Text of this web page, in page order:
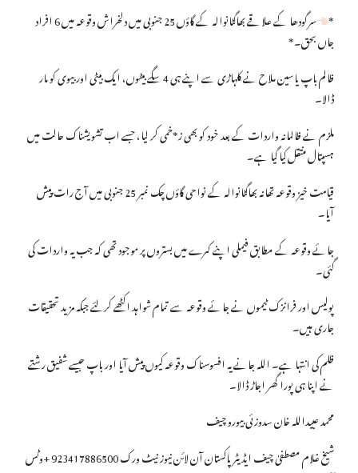
*
سرگودھا کے علاقے بھاگٹانوالہ کے گاؤں 25 جنوبی میں دلخراش وقوعہ میں 6 افراد
جاں بحق۔*
ظالم باپ یاسین ملاح نے کلہاڑی سے اپنے ہی 4 سگے بیٹوں، ایک بیٹی اور بیوی کو مار
ڈالا۔
ملزم نے ظالمانہ واردات کے بعد خود کو بھی ز*خمی کر لیا، جسے اب تشویشناک حالت میں
ہسپتال منتقل کیا گیا ہے۔
قیامت خیز وقوعہ تھانہ بھاگٹانوالہ کے نواحی گاؤں چک نمبر 25 جنوبی میں آج رات پیش
آیا۔
جائے وقوعہ کے مطابق فیملی اپنے کمرے میں بستروں پر موجود تھی کہ جب یہ واردات کی
گئی۔
پولیس اور فرانزک ٹیموں نے جائے وقوعہ سے تمام شواہد اکٹھے کرلئے جبکہ مزید تحقیقات
جاری ہیں۔
ظلم کی انتہا ہے۔ اللہ جانے یہ افسوسناک وقوعہ کیوں پیش آیا اور باپ جیسے شفیق رشتے
نے اپنا ہی پورا گھر اجاڑ ڈالا۔
محمد عبیداللہ خان سدوزئی بیورو چیف
شیخ غلام مصطفیٰ چیف ایڈیٹر پاکستان آن لائن نیوز نیٹ ورک 923417886500 +وٹس